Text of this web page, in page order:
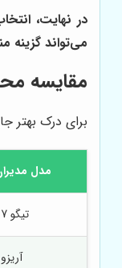
در نهایت،
می‌تواند گزینه
مقایسه
برای درک بهتر
مدل
تیگو 7 پرو
آریزو